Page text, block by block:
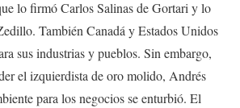
lo firmó Carlos Salinas de Gortari y lo
También Canadá y Estados Unidos
sus industrias y pueblos. Sin embargo,
el izquierdista de oro molido, Andrés
para los negocios se enturbió. El